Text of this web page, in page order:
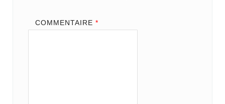
COMMENTAIRE *